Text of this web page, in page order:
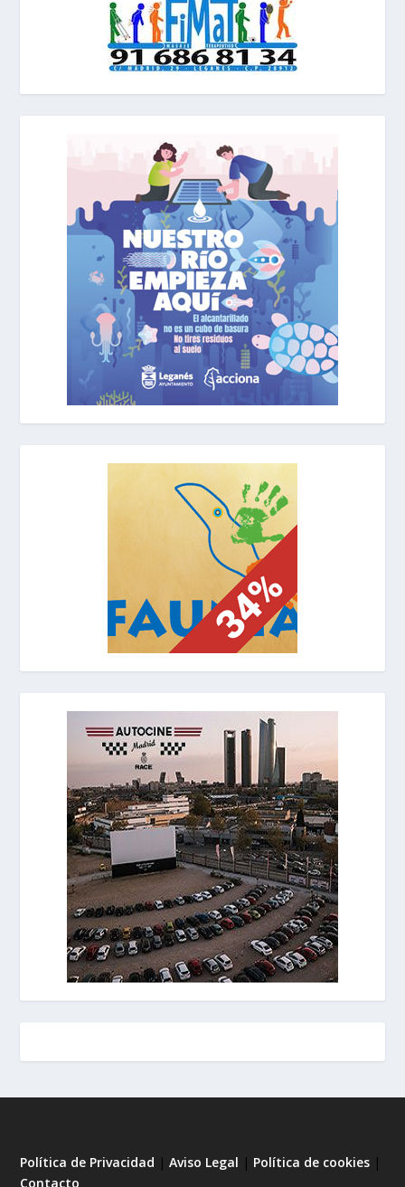
Política de Privacidad |Aviso Legal | Política de cookies |
Contacto